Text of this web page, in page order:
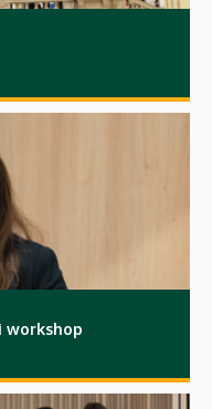
workshop